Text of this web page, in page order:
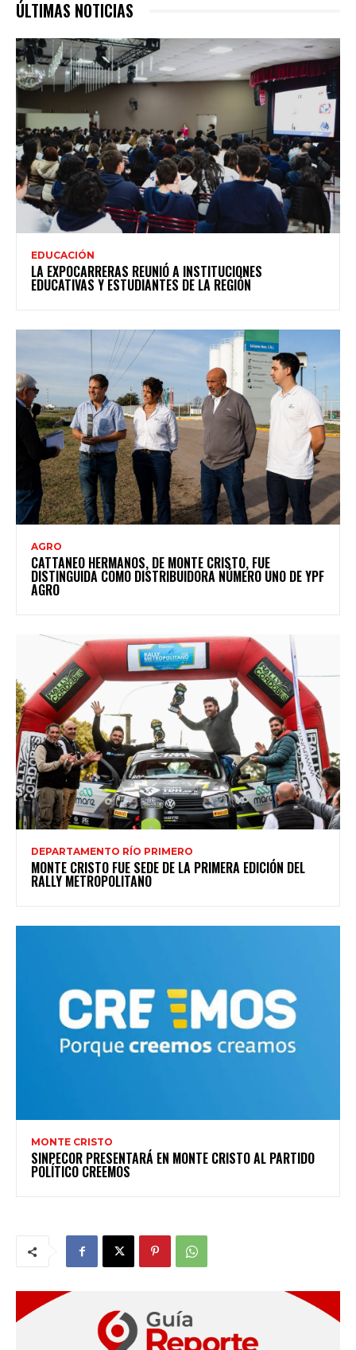
ÚLTIMAS NOTICIAS
EDUCACIÓN
LA EXPOCARRERAS REUNIÓ A INSTITUCIONES
EDUCATIVAS Y ESTUDIANTES DE LA REGIÓN
AGRO
CATTANEO HERMANOS, DE MONTE CRISTO, FUE
DISTINGUIDA COMO DISTRIBUIDORA NÚMERO UNO DE YPF
AGRO
DEPARTAMENTO RÍO PRIMERO
MONTE CRISTO FUE SEDE DE LA PRIMERA EDICIÓN DEL
RALLY METROPOLITANO
MONTE CRISTO
SINPECOR PRESENTARÁ EN MONTE CRISTO AL PARTIDO
POLÍTICO CREEMOS